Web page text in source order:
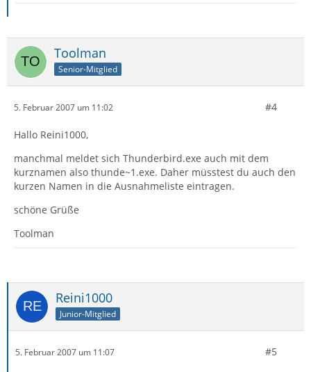
Toolman
Senior-Mitglied
5. Februar 2007 um 11:02 #4
Hallo Reini1000,
manchmal meldet sich Thunderbird.exe auch mit dem
kurznamen also thunde~1.exe. Daher müsstest du auch den
kurzen Namen in die Ausnahmeliste eintragen.
schöne Grüße
Toolman
Reini1000
Junior-Mitglied
5. Februar 2007 um 11:07 #5